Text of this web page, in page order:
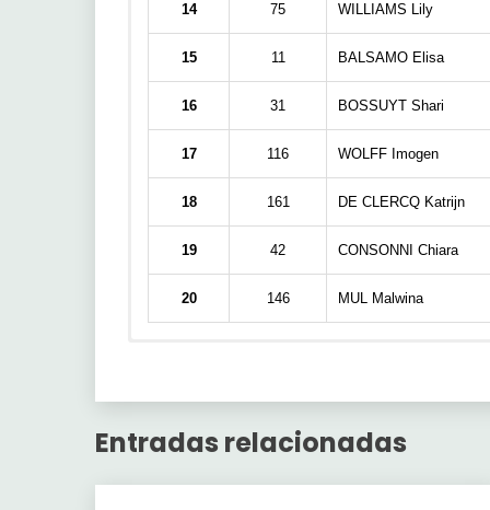
14 75 WILLIAMS Lily
15 11 BALSAMO Elisa
16 31 BOSSUYT Shari
17 116 WOLFF Imogen
18 161 DE CLERCQ Katrijn
19 42 CONSONNI Chiara
20 146 MUL Malwina
Entradas relacionadas